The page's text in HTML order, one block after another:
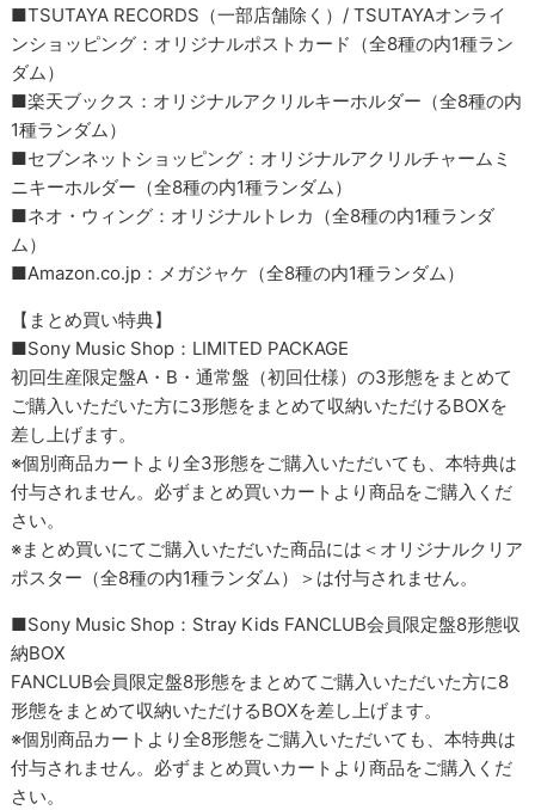
■TSUTAYA RECORDS（一部店舗除く）/ TSUTAYAオンライ
ンショッピング：オリジナルポストカード（全8種の内1種ラン
ダム）
■楽天ブックス：オリジナルアクリルキーホルダー（全8種の内
1種ランダム）
■セブンネットショッピング：オリジナルアクリルチャームミ
ニキーホルダー（全8種の内1種ランダム）
■ネオ・ウィング：オリジナルトレカ（全8種の内1種ランダ
ム）
■Amazon.co.jp：メガジャケ（全8種の内1種ランダム）
【まとめ買い特典】
■Sony Music Shop：LIMITED PACKAGE
初回生産限定盤A・B・通常盤（初回仕様）の3形態をまとめて
ご購入いただいた方に3形態をまとめて収納いただけるBOXを
差し上げます。
※個別商品カートより全3形態をご購入いただいても、本特典は
付与されません。必ずまとめ買いカートより商品をご購入くだ
さい。
※まとめ買いにてご購入いただいた商品には＜オリジナルクリア
ポスター（全8種の内1種ランダム）＞は付与されません。
■Sony Music Shop：Stray Kids FANCLUB会員限定盤8形態収
納BOX
FANCLUB会員限定盤8形態をまとめてご購入いただいた方に8
形態をまとめて収納いただけるBOXを差し上げます。
※個別商品カートより全8形態をご購入いただいても、本特典は
付与されません。必ずまとめ買いカートより商品をご購入くだ
さい。